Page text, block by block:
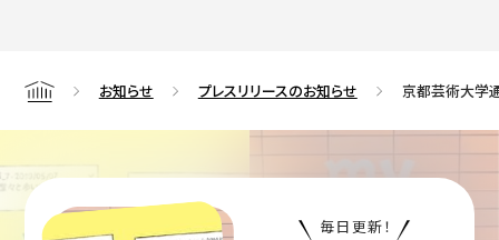
Home お知らせ プレスリリースのお知らせ 京都芸術大学
毎日更新！